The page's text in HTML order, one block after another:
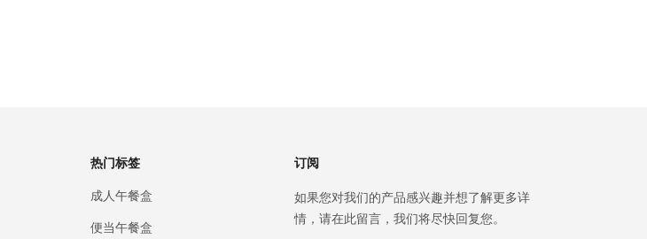
热门标签
成人午餐盒
便当午餐盒
订阅
如果您对我们的产品感兴趣并想了解更多详
情，请在此留言，我们将尽快回复您。